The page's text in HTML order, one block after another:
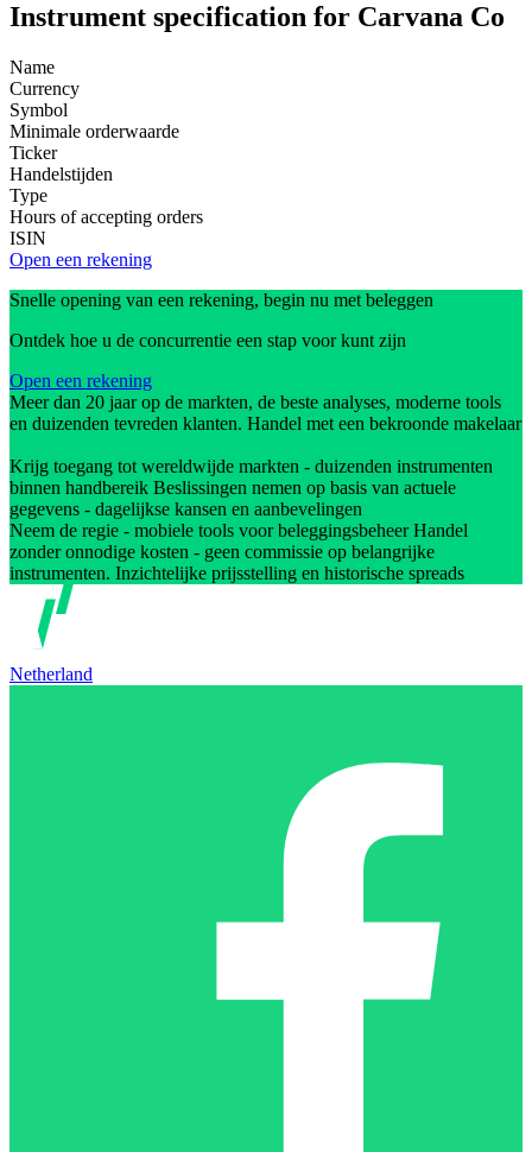
Instrument specification for Carvana Co
Name
Currency
Symbol
Minimale orderwaarde
Ticker
Handelstijden
Type
Hours of accepting orders
ISIN
Open een rekening
Snelle opening van een rekening, begin nu met beleggen
Ontdek hoe u de concurrentie een stap voor kunt zijn
Open een rekening
Meer dan 20 jaar op de markten, de beste analyses, moderne tools
en duizenden tevreden klanten. Handel met een bekroonde makelaar
Krijg toegang tot wereldwijde markten - duizenden instrumenten
binnen handbereik Beslissingen nemen op basis van actuele
gegevens - dagelijkse kansen en aanbevelingen
Neem de regie - mobiele tools voor beleggingsbeheer Handel
zonder onnodige kosten - geen commissie op belangrijke
instrumenten. Inzichtelijke prijsstelling en historische spreads
Netherland